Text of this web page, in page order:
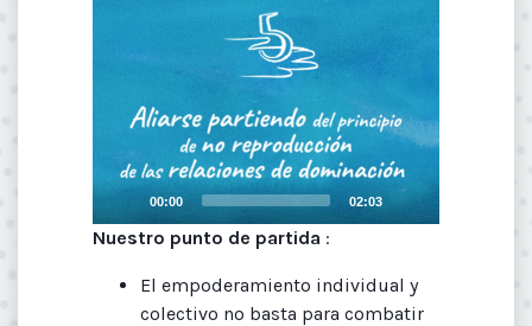
Player
Current
00:00
Total
02:03
Nuestro punto de partida :
El empoderamiento individual y
colectivo no basta para combatir